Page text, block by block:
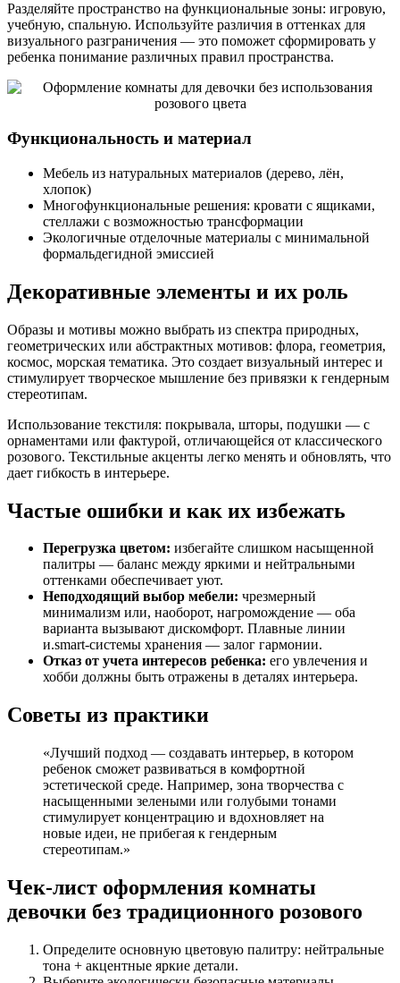
Разделяйте пространство на функциональные зоны: игровую,
учебную, спальную. Используйте различия в оттенках для
визуального разграничения — это поможет сформировать у
ребенка понимание различных правил пространства.
Функциональность и материал
Мебель из натуральных материалов (дерево, лён,
хлопок)
Многофункциональные решения: кровати с ящиками,
стеллажи с возможностью трансформации
Экологичные отделочные материалы с минимальной
формальдегидной эмиссией
Декоративные элементы и их роль
Образы и мотивы можно выбрать из спектра природных,
геометрических или абстрактных мотивов: флора, геометрия,
космос, морская тематика. Это создает визуальный интерес и
стимулирует творческое мышление без привязки к гендерным
стереотипам.
Использование текстиля: покрывала, шторы, подушки — с
орнаментами или фактурой, отличающейся от классического
розового. Текстильные акценты легко менять и обновлять, что
дает гибкость в интерьере.
Частые ошибки и как их избежать
Перегрузка цветом: избегайте слишком насыщенной
палитры — баланс между яркими и нейтральными
оттенками обеспечивает уют.
Неподходящий выбор мебели: чрезмерный
минимализм или, наоборот, нагромождение — оба
варианта вызывают дискомфорт. Плавные линии
и.smart-системы хранения — залог гармонии.
Отказ от учета интересов ребенка: его увлечения и
хобби должны быть отражены в деталях интерьера.
Советы из практики
«Лучший подход — создавать интерьер, в котором
ребенок сможет развиваться в комфортной
эстетической среде. Например, зона творчества с
насыщенными зелеными или голубыми тонами
стимулирует концентрацию и вдохновляет на
новые идеи, не прибегая к гендерным
стереотипам.»
Чек-лист оформления комнаты
девочки без традиционного розового
Определите основную цветовую палитру: нейтральные
тона + акцентные яркие детали.